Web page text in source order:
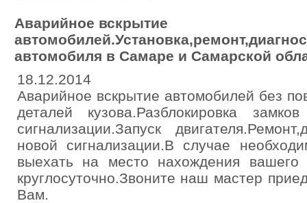
Аварийное вскрытие
автомобиля в Самаре и Самарской
18.12.2014
Аварийное вскрытие автомобилей без
деталей кузова.Разблокировка
сигнализации.Запуск
новой сигнализации.В случае
выехать на место нахождения
круглосуточно.Звоните наш мастер
Вам.